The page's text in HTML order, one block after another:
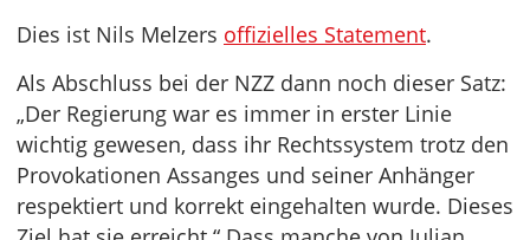
Dies ist Nils Melzers offizielles Statement.
Als Abschluss bei der NZZ dann noch dieser Satz:
„Der Regierung war es immer in erster Linie
wichtig gewesen, dass ihr Rechtssystem trotz den
Provokationen Assanges und seiner Anhänger
respektiert und korrekt eingehalten wurde. Dieses